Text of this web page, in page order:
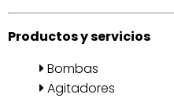
Productos y servicios
Bombas
Agitadores